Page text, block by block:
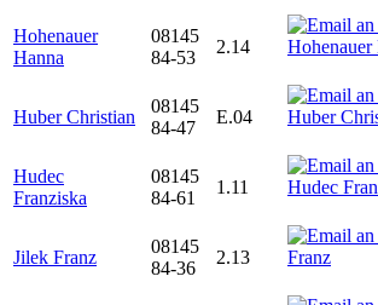
Hohenauer
Hanna
08145
84-53
2.14
Huber Christian
08145
84-47
E.04
Hudec
Franziska
08145
84-61
1.11
Jilek Franz
08145
84-36
2.13